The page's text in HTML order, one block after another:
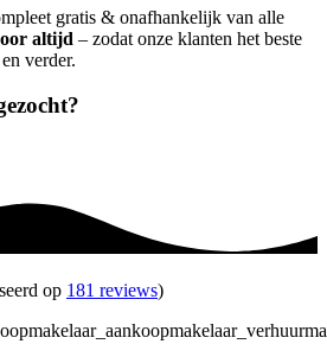
gratis & onafhankelijk van alle
altijd – zodat onze klanten het beste
verder.
op 181 reviews)